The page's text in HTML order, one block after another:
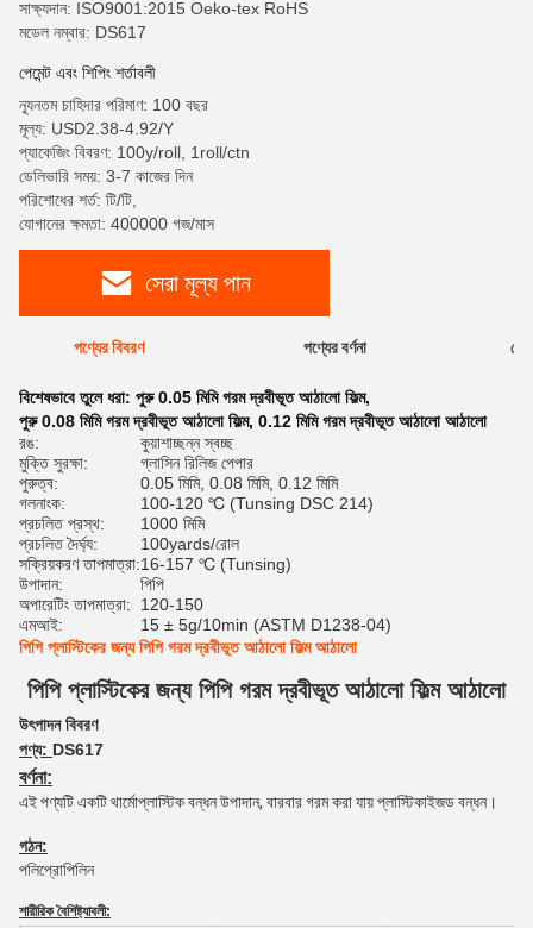
সাক্ষ্যদান: ISO9001:2015 Oeko-tex RoHS
মডেল নম্বার: DS617
পেমেন্ট এবং শিপিং শর্তাবলী
ন্যূনতম চাহিদার পরিমাণ: 100 বছর
মূল্য: USD2.38-4.92/Y
প্যাকেজিং বিবরণ: 100y/roll, 1roll/ctn
ডেলিভারি সময়: 3-7 কাজের দিন
পরিশোধের শর্ত: টি/টি,
যোগানের ক্ষমতা: 400000 গজ/মাস
সেরা মূল্য পান
পণ্যের বিবরণ পণ্যের বর্ণনা
বিশেষভাবে তুলে ধরা: পুরু 0.05 মিমি গরম দ্রবীভূত আঠালো ফিল্ম,
পুরু 0.08 মিমি গরম দ্রবীভূত আঠালো ফিল্ম, 0.12 মিমি গরম দ্রবীভূত আঠালো আঠালো
রঙ:
কুয়াশাচ্ছন্ন স্বচ্ছ
মুক্তি সুরক্ষা:
গ্লাসিন রিলিজ পেপার
পুরুত্ব:
0.05 মিমি, 0.08 মিমি, 0.12 মিমি
গলনাংক:
100-120 ℃ (Tunsing DSC 214)
প্রচলিত প্রস্থ:
1000 মিমি
প্রচলিত দৈর্ঘ্য:
100yards/রোল
সক্রিয়করণ তাপমাত্রা:16-157 ℃ (Tunsing)
উপাদান:
পিপি
অপারেটিং তাপমাত্রা:
120-150
এমআই:
15 ± 5g/10min (ASTM D1238-04)
পিপি প্লাস্টিকের জন্য পিপি গরম দ্রবীভূত আঠালো ফিল্ম আঠালো
পিপি প্লাস্টিকের জন্য পিপি গরম দ্রবীভূত আঠালো ফিল্ম আঠালো
উৎপাদন বিবরণ
পণ্য: DS617
বর্ণনা:
এই পণ্যটি একটি থার্মোপ্লাস্টিক বন্ধন উপাদান, বারবার গরম করা যায় প্লাস্টিকাইজড বন্ধন।
গঠন:
পলিপ্রোপিলিন
শারীরিক বৈশিষ্ট্যাবলী: